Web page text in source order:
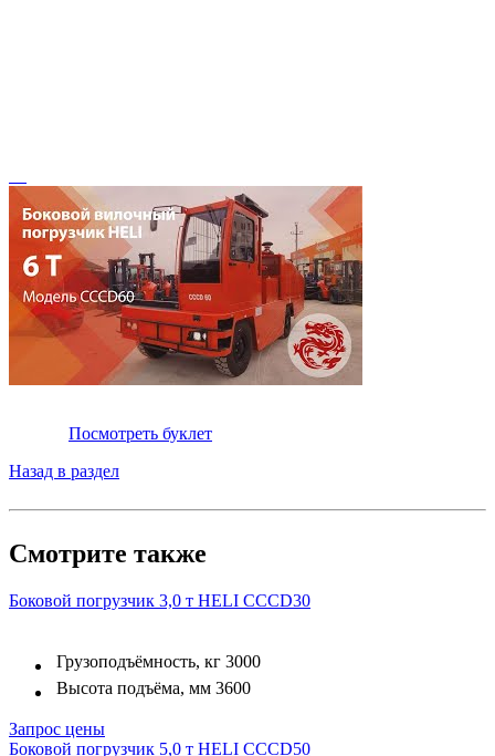
Посмотреть буклет
Назад в раздел
Смотрите также
Боковой погрузчик 3,0 т HELI CCCD30
Грузоподъёмность, кг 3000
Высота подъёма, мм 3600
Запрос цены
Боковой погрузчик 5,0 т HELI CCCD50